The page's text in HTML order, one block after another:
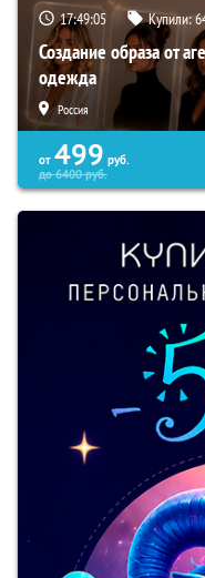
17:49:04 Купили:
Создание образа от
одежда
Россия
от 499 руб.
до6400руб.